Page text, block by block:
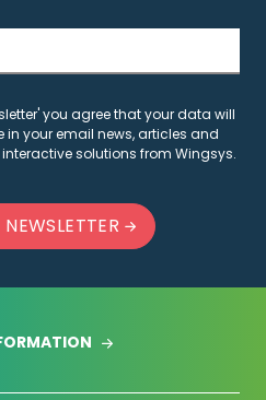
you agree that your data will
in your email news, articles and
solutions from Wingsys.